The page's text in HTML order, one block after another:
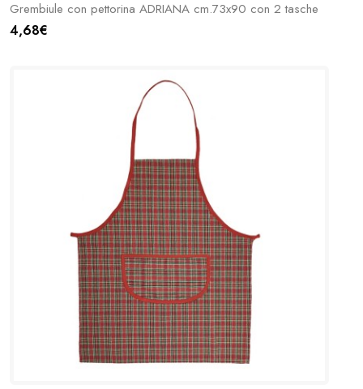
Grembiule con pettorina ADRIANA cm.73x90 con 2 tasche
4,68€